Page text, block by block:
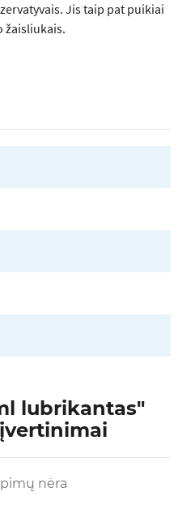
Jis taip pat puikiai
žaisliukais.
lubrikantas"
nėra